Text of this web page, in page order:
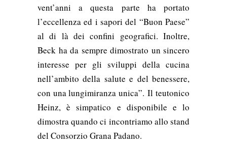
vent’anni a questa parte ha portato
l’eccellenza ed i sapori del “Buon Paese”
al di là dei confini geografici. Inoltre,
Beck ha da sempre dimostrato un sincero
interesse per gli sviluppi della cucina
nell’ambito della salute e del benessere,
con una lungimiranza unica”. Il teutonico
Heinz, è simpatico e disponibile e lo
dimostra quando ci incontriamo allo stand
del Consorzio Grana Padano.